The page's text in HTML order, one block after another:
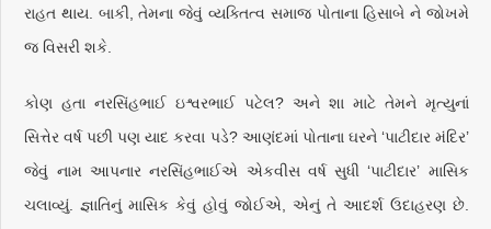
રાહત થાય. બાકી, તેમના જેવું વ્યક્તિત્વ સમાજ પોતાના હિસાબે ને જોખમે
જ વિસરી શકે.
કોણ હતા નરસિંહભાઈ ઇશ્વરભાઈ પટેલ? અને શા માટે તેમને મૃત્યુનાં
સિત્તેર વર્ષ પછી પણ યાદ કરવા પડે? આણંદમાં પોતાના ઘરને ‘પાટીદાર મંદિર’
જેવું નામ આપનાર નરસિંહભાઈએ એકવીસ વર્ષ સુધી ‘પાટીદાર’ માસિક
ચલાવ્યું. જ્ઞાતિનું માસિક કેવું હોવું જોઈએ, એનું તે આદર્શ ઉદાહરણ છે.